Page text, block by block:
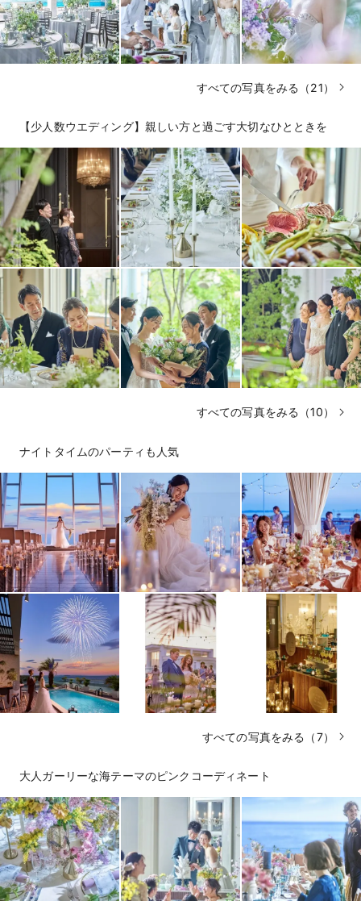
すべての写真をみる（21）
【少人数ウエディング】親しい方と過ごす大切なひとときを
すべての写真をみる（10）
ナイトタイムのパーティも人気
すべての写真をみる（7）
大人ガーリーな海テーマのピンクコーディネート